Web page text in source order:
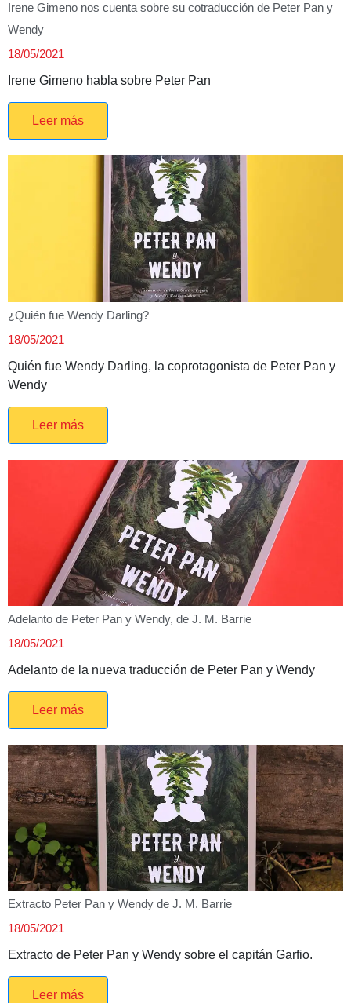
Irene Gimeno nos cuenta sobre su cotraducción de Peter Pan y
Wendy
18/05/2021
Irene Gimeno habla sobre Peter Pan
Leer más
¿Quién fue Wendy Darling?
18/05/2021
Quién fue Wendy Darling, la coprotagonista de Peter Pan y
Wendy
Leer más
Adelanto de Peter Pan y Wendy, de J. M. Barrie
18/05/2021
Adelanto de la nueva traducción de Peter Pan y Wendy
Leer más
Extracto Peter Pan y Wendy de J. M. Barrie
18/05/2021
Extracto de Peter Pan y Wendy sobre el capitán Garfio.
Leer más